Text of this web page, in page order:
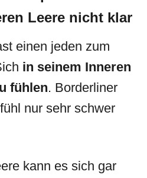
Leere nicht klar
einen jeden zum
in seinem Inneren
fühlen. Borderliner
nur sehr schwer
kann es sich gar